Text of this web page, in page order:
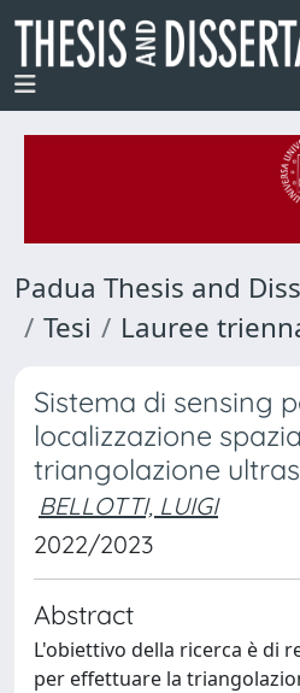
Padua Thesis and
Tesi
Lauree
Sistema di sensing
localizzazione
triangolazione
BELLOTTI, LUIGI
2022/2023
Abstract
L'obiettivo della ricerca è di
per effettuare la